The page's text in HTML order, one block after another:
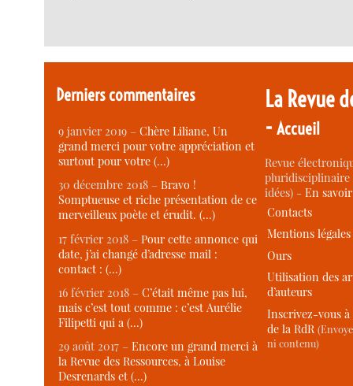
Derniers commentaires
9 janvier 2019 –Chère Liliane, Un
grand merci pour votre appréciation et
surtout pour votre (…)
30 décembre 2018 –Bravo !
Somptueuse et riche présentation de ce
merveilleux poète et érudit. (…)
17 février 2018 –Pour cette annonce qui
date, j’ai changé d’adresse mail :
contact : (…)
16 février 2018 –C’était même pas lui,
mais c’est tout comme : c’est Aurélie
Filipetti qui a (…)
29 août 2017 –Encore un grand merci à
la Revue des Ressources, à Louise
Desrenards et (…)
La Revue
-Accueil
Revue
idées) -En
Contacts
Mentions légales
Ours
Utilisation des
d’auteurs
Inscrivez-vous
de la RdR
ni contenu)